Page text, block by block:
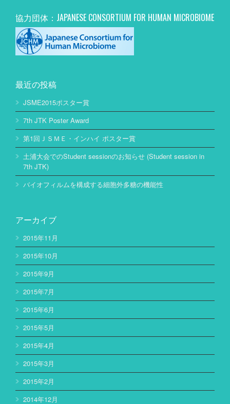
協力団体：JAPANESE CONSORTIUM FOR HUMAN MICROBIOME
最近の投稿
JSME2015ポスター賞
7th JTK Poster Award
第1回ＪＳＭＥ・インハイ ポスター賞
土浦大会でのStudent sessionのお知らせ (Student session in
7th JTK)
バイオフィルムを構成する細胞外多糖の機能性
アーカイブ
2015年11月
2015年10月
2015年9月
2015年7月
2015年6月
2015年5月
2015年4月
2015年3月
2015年2月
2014年12月